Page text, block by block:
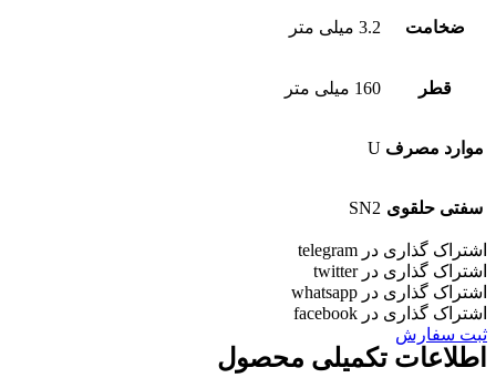
ضخامت 3.2 میلی متر
قطر 160 میلی متر
موارد مصرف U
سفتی حلقوی SN2
اشتراک گذاری در telegram
اشتراک گذاری در twitter
اشتراک گذاری در whatsapp
اشتراک گذاری در facebook
ثبت سفارش
اطلاعات تکمیلی محصول